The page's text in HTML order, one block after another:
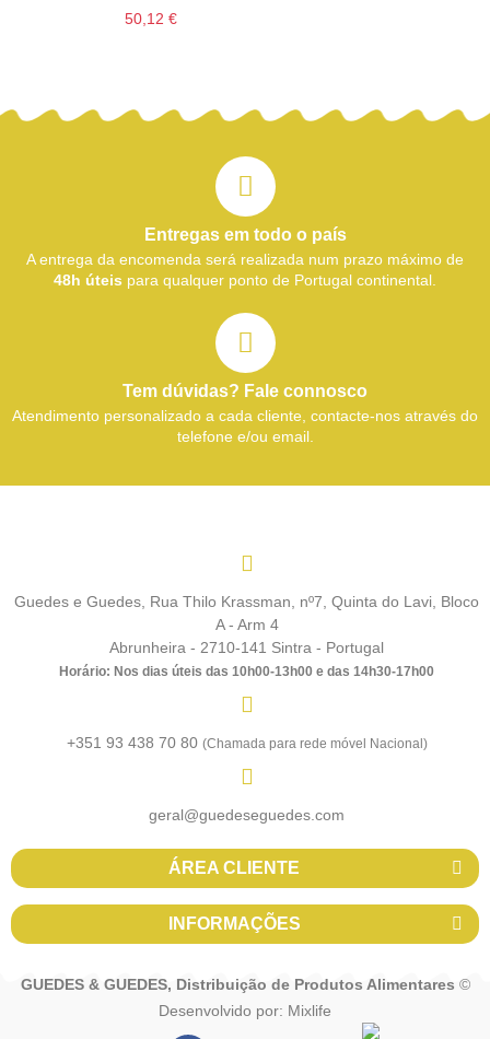
50,12 €
Entregas em todo o país
A entrega da encomenda será realizada num prazo máximo de
48h úteis para qualquer ponto de Portugal continental.
Tem dúvidas? Fale connosco
Atendimento personalizado a cada cliente, contacte-nos através do
telefone e/ou email.
Guedes e Guedes, Rua Thilo Krassman, nº7, Quinta do Lavi, Bloco
A - Arm 4
Abrunheira - 2710-141 Sintra - Portugal
Horário: Nos dias úteis das 10h00-13h00 e das 14h30-17h00
+351 93 438 70 80 (Chamada para rede móvel Nacional)
geral@guedeseguedes.com
ÁREA CLIENTE
INFORMAÇÕES
GUEDES & GUEDES, Distribuição de Produtos Alimentares ©
Desenvolvido por: Mixlife